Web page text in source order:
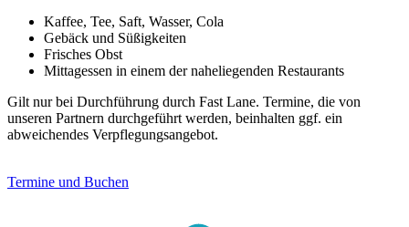
Kaffee, Tee, Saft, Wasser, Cola
Gebäck und Süßigkeiten
Frisches Obst
Mittagessen in einem der naheliegenden Restaurants
Gilt nur bei Durchführung durch Fast Lane. Termine, die von
unseren Partnern durchgeführt werden, beinhalten ggf. ein
abweichendes Verpflegungsangebot.
Termine und Buchen